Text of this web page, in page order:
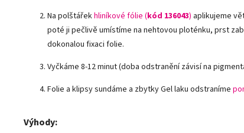
Na polštářekhliníkové fólie (kód 136043) aplikujeme
poté ji pečlivě umístíme na nehtovou ploténku, prst
dokonalou fixaci folie.
Vyčkáme 8-12 minut (doba odstranění závisí na
Folie a klipsy sundáme a zbytky Gel laku odstraníme
Výhody: